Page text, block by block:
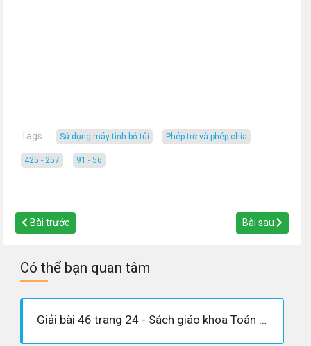
Tags Sử dụng máy tình bỏ túi phép trừ và phép chia
425 - 257 91 - 56
Bài trước Bài sau
Có thể bạn quan tâm
Giải bài 46 trang 24 - Sách giáo khoa Toán 6 tập 1